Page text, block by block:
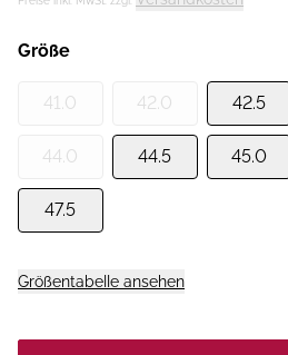
Größe
41.0 42.0 42.5
44.0 44.5 45.0
47.5
Größentabelle ansehen